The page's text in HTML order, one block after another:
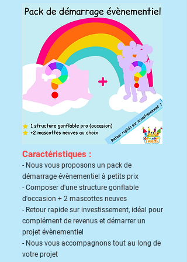
Caractéristiques :
- Nous vous proposons un pack de
démarrage évènementiel à petits prix
- Composer d'une structure gonflable
d'occasion + 2 mascottes neuves
- Retour rapide sur investissement, idéal pour
complément de revenus et démarrer un
projet évènementiel
- Nous vous accompagnons tout au long de
votre projet